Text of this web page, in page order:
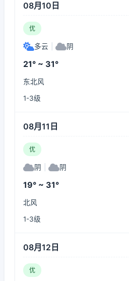
08月10日
优
多云 阴
21° ~ 31°
东北风
1-3级
08月11日
优
阴 阴
19° ~ 31°
北风
1-3级
08月12日
优